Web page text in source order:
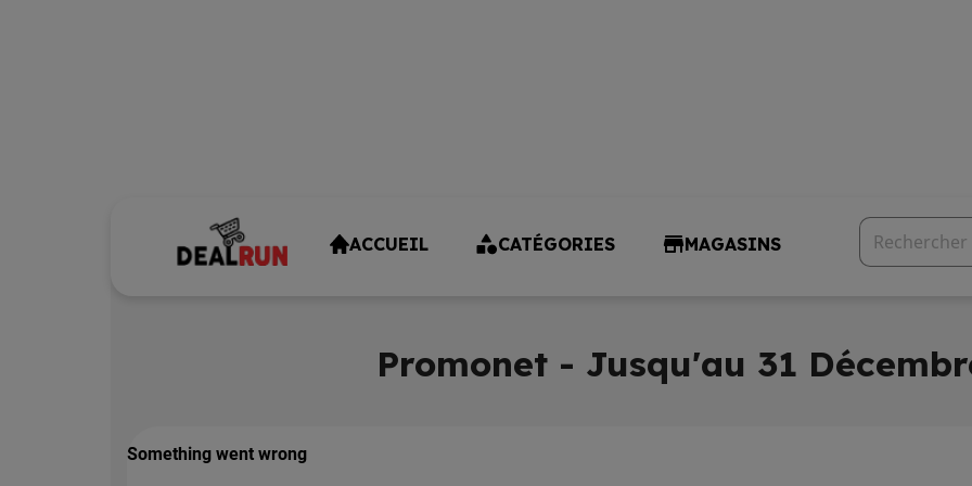
ACCUEIL CATÉGORIES MAGASINS
Promonet - Jusqu'au 31